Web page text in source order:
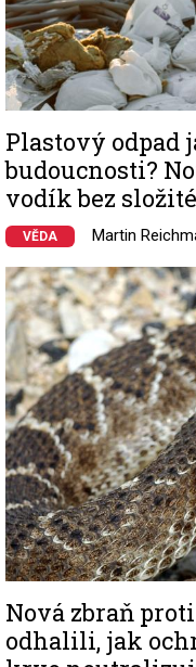
Plastový odpad
budoucnosti?
vodík bez
VĚDA Martin
Image
Nová zbraň
odhalili, jak